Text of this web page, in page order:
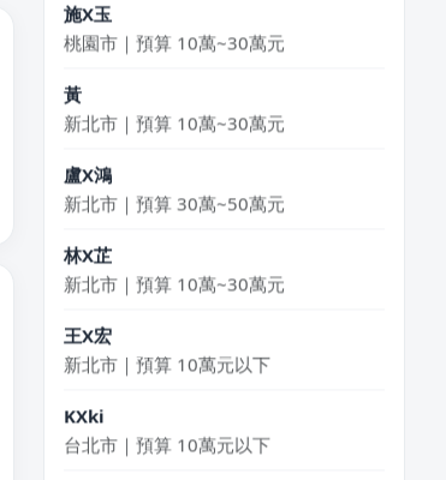
桃園市｜預算 10萬~30萬元
新北市｜預算 10萬~30萬元
新北市｜預算 30萬~50萬元
新北市｜預算 10萬~30萬元
王X宏
新北市｜預算 10萬元以下
台北市｜預算 10萬元以下